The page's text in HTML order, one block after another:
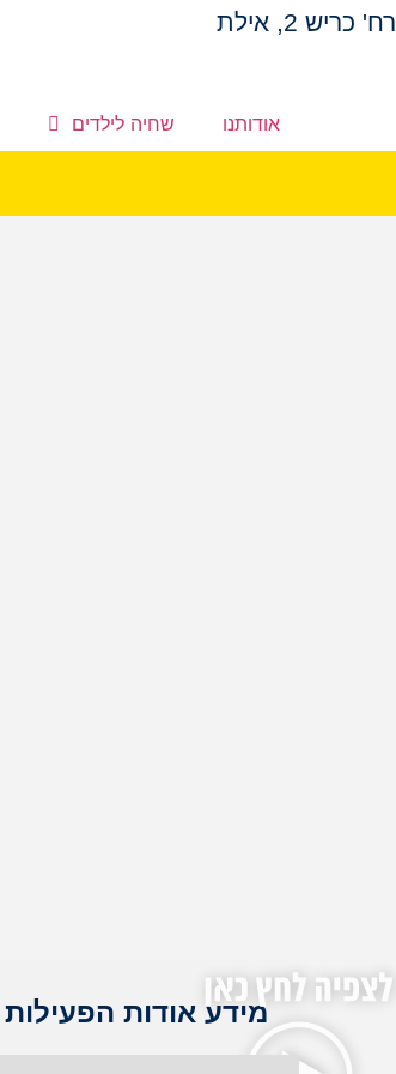
רח' כריש 2, אילת​
אודותנו שחיה לילדים
מידע אודות הפעילות